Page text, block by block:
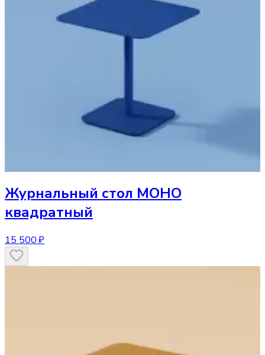
Журнальный стол МОНО
квадратный
15 500 ₽